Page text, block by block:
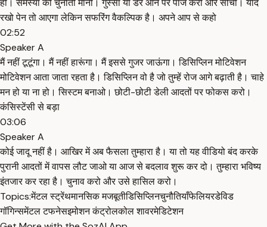
हो। समस्या को चुनौती मानो। गुस्सा या डर आने पर पॉज करो और सोचो। याद
रखो पेन तो आएगा लेकिन सफरिंग वैकल्पिक है। अपने आप से कहो
02:52
Speaker A
मैं नहीं टूटूंगा। मैं नहीं हारूंगा। मैं इससे गुजर जाऊंगा। डिसिप्लिन मोटिवेशन
मोटिवेशन आता जाता रहता है। डिसिप्लिन वो है जो तुम्हें रोज आगे बढ़ाती है। चाहे
मन हो या ना हो। सिस्टम बनाओ। छोटी-छोटी डेली आदतों पर फोकस करो।
कंसिस्टेंसी से बड़ा
03:06
Speaker A
कोई जादू नहीं है। आखिर में अब फैसला तुम्हारा है। या तो यह वीडियो बंद करके
पुरानी आदतों में वापस लौट जाओ या आज से बदलाव शुरू कर दो। तुम्हारा भविष्य
इंतजार कर रहा है। चुनाव करो और उसे हासिल करो।
Topics:मेंटल स्ट्रेंथमानसिक मजबूतीडिसिप्लिनचुनौतियाँफेलियरडेविड
गॉगिन्समेंटल टफनेसइमोशन कंट्रोलकोल शावरमेडिटेशन